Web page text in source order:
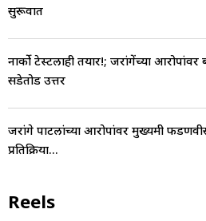
सुरूवात
नार्को टेस्टलाही तयार!; जरांगेंच्या
सडेतोड उत्तर
जरांगे पाटलांच्या आरोपांवर मुख्यमंत्री
प्रतिक्रिया...
Reels